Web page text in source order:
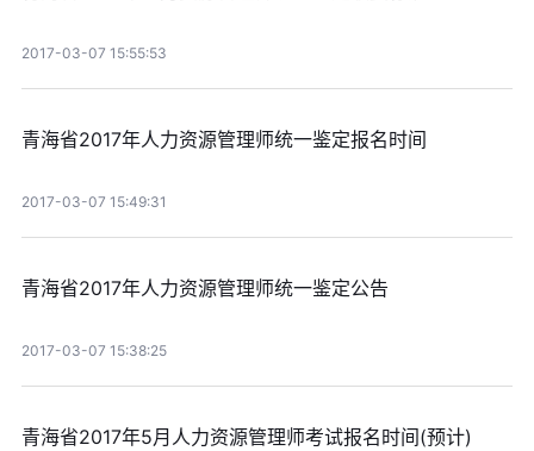
2017-03-07 15:55:53
青海省2017年人力资源管理师统一鉴定报名时间
2017-03-07 15:49:31
青海省2017年人力资源管理师统一鉴定公告
2017-03-07 15:38:25
青海省2017年5月人力资源管理师考试报名时间(预计)